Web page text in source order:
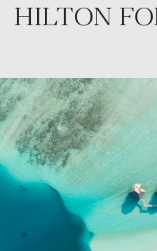
HILTON